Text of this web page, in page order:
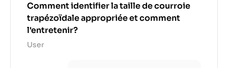
Comment identifier la taille de courroie
trapézoïdale appropriée et comment
l'entretenir?
User